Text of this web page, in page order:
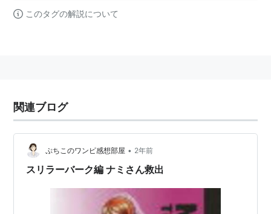
このタグの解説について
関連ブログ
ぷちこのワンピ感想部屋 • 2年前
スリラーバーク編 ナミさん救出